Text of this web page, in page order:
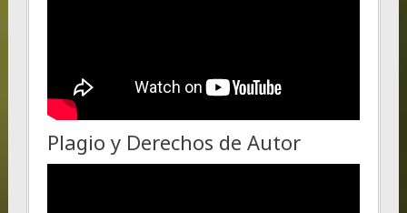
Plagio y Derechos de Autor